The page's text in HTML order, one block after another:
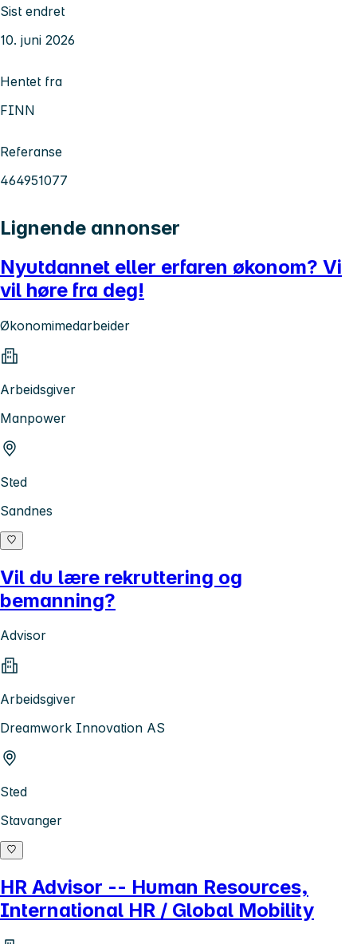
Sist endret
10. juni 2026
Hentet fra
FINN
Referanse
464951077
Lignende annonser
Nyutdannet eller erfaren økonom? Vi
vil høre fra deg!
Økonomimedarbeider
Arbeidsgiver
Manpower
Sted
Sandnes
Vil du lære rekruttering og
bemanning?
Advisor
Arbeidsgiver
Dreamwork Innovation AS
Sted
Stavanger
HR Advisor -- Human Resources,
International HR / Global Mobility